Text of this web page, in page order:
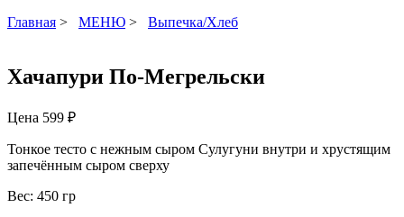
Главная > МЕНЮ > Выпечка/Хлеб
Хачапури По-Мегрельски
Цена 599 ₽
Тонкое тесто с нежным сыром Сулугуни внутри и хрустящим
запечённым сыром сверху
Вес: 450 гр